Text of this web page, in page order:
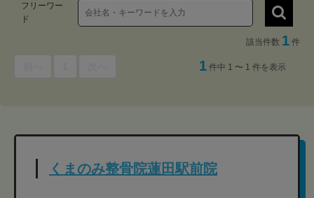
フリーワー
ド
該当件数 1 件
1 件中 1 〜 1 件を表示
くまのみ整骨院蓮田駅前院